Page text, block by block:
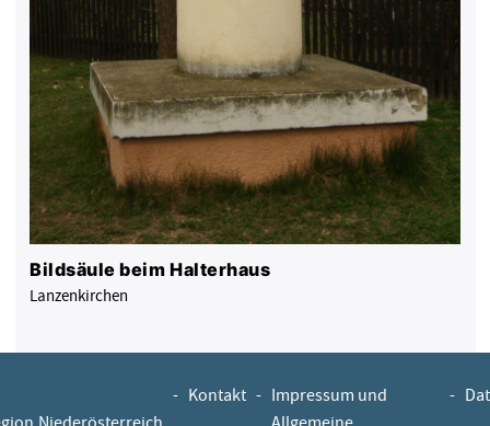
Bildsäule beim Halterhaus
Lanzenkirchen
- Kontakt - Impressum und
-